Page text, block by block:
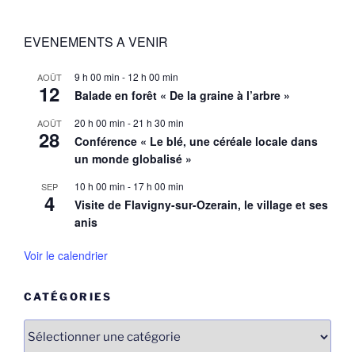
EVENEMENTS A VENIR
AOÛT
12
9 h 00 min - 12 h 00 min
Balade en forêt « De la graine à l’arbre »
AOÛT
28
20 h 00 min -21 h 30 min
Conférence « Le blé, une céréale locale dans
un monde globalisé »
SEP
4
10 h 00 min - 17 h 00 min
Visite de Flavigny-sur-Ozerain, le village et ses
anis
Voir le calendrier
CATÉGORIES
Catégories